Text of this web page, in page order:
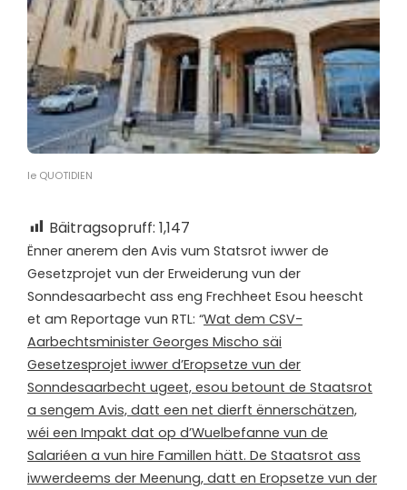
le QUOTIDIEN
Bäitragsopruff: 1,147
Ënner anerem den Avis vum Statsrot iwwer de
Gesetzprojet vun der Erweiderung vun der
Sonndesaarbecht ass eng Frechheet Esou heescht
et am Reportage vun RTL: “Wat dem CSV-
Aarbechtsminister Georges Mischo säi
Gesetzesprojet iwwer d’Eropsetze vun der
Sonndesaarbecht ugeet, esou betount de Staatsrot
a sengem Avis, datt een net dierft ënnerschätzen,
wéi een Impakt dat op d’Wuelbefanne vun de
Salariéen a vun hire Famillen hätt. De Staatsrot ass
iwwerdeems der Meenung, datt en Eropsetze vun der